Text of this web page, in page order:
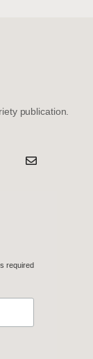
publication.
required